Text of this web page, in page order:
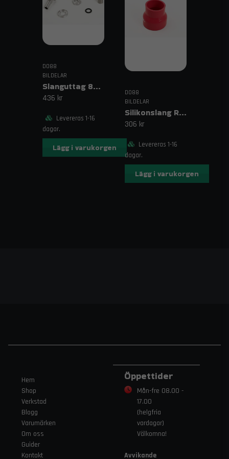
DO88
BILDELAR
Slanguttag 8mm (5/16")
436 kr
Levereras 1-16
dagar.
Lägg i varukorgen
DO88
BILDELAR
Silikonslang Röd 3–4" (76–102mm)
306 kr
Levereras 1-16
dagar.
Lägg i varukorgen
Hem
Shop
Verkstad
Blogg
Varumärken
Om oss
Guider
Kontakt
Öppettider
Mån-fre 08.00 -
17.00
(helgfria
vardagar)
Välkomna!
Avvikande